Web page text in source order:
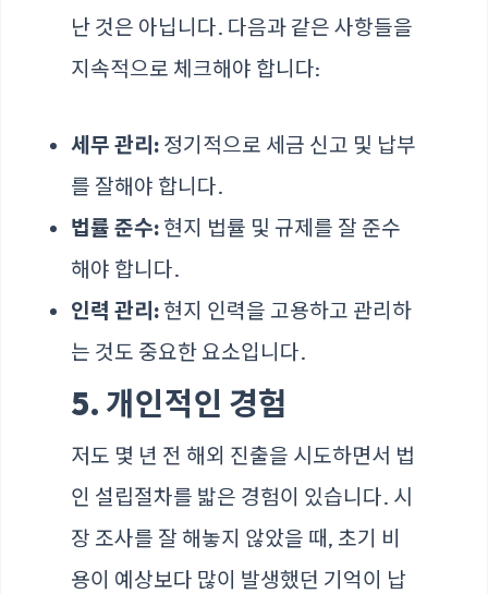
난 것은 아닙니다. 다음과 같은 사항들을
지속적으로 체크해야 합니다:
세무 관리: 정기적으로 세금 신고 및 납부
를 잘해야 합니다.
법률 준수:현지 법률 및 규제를 잘 준수
해야 합니다.
인력 관리:현지 인력을 고용하고 관리하
는 것도 중요한 요소입니다.
5. 개인적인 경험
저도 몇 년 전 해외 진출을 시도하면서 법
인 설립절차를 밟은 경험이 있습니다. 시
장 조사를 잘 해놓지 않았을 때, 초기 비
용이 예상보다 많이 발생했던 기억이 납